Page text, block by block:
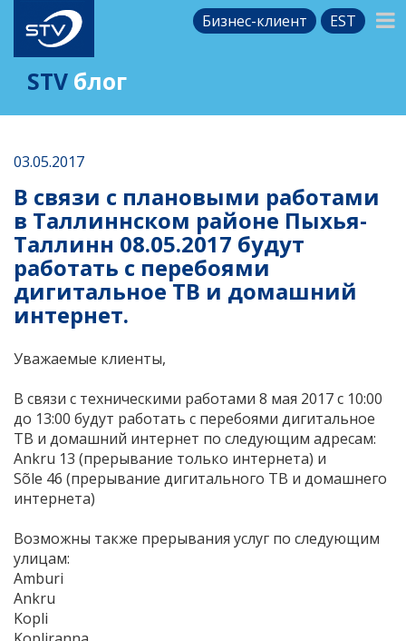
Бизнес-клиент EST
STV блог
03.05.2017
В связи с плановыми работами
в Таллиннском районе Пыхья-
Таллинн 08.05.2017 будут
работать с перебоями
дигитальное ТВ и домашний
интернет.
Уважаемые клиенты,
В связи с техническими работами 8 мая 2017 с 10:00
до 13:00 будут работать с перебоями дигитальное
ТВ и домашний интернет по следующим адресам:
Ankru 13 (прерывание только интернета) и
Sõle 46 (прерывание дигитального ТВ и домашнего
интернета)
Возможны также прерывания услуг по следующим
улицам:
Amburi
Ankru
Kopli